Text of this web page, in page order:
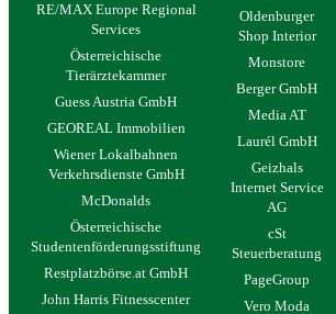
RE/MAX Europe Regional
Services
Österreichische
Tierärztekammer
Guess Austria GmbH
GEOREAL Immobilien
Wiener Lokalbahnen
Verkehrsdienste GmbH
McDonalds
Österreichische
Studentenförderungsstiftung
Restplatzbörse.at GmbH
John Harris Fitnesscenter
Oldenburger
Shop Interior
Monstore
Berger GmbH
Media AT
Laurél GmbH
Geizhals
Internet Service
AG
cSt
Steuerberatung
PageGroup
Vero Moda